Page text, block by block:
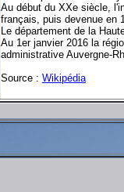
Au début du XXe siècle,
français, puis devenue en
Le département de la
Au 1er janvier 2016 la
administrative Auvergne-
Source : Wikipédia